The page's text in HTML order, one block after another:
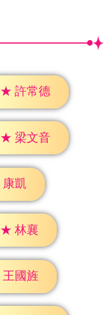
★ 許常德
★ 梁文音
康凱
★ 林襄
王國旌